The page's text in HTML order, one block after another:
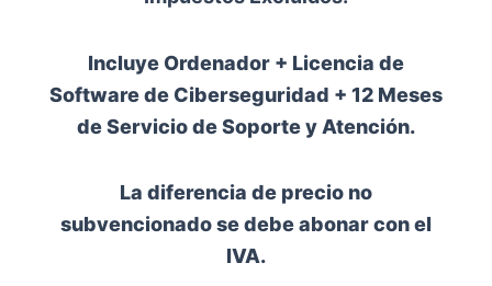
Incluye Ordenador + Licencia de
Software de Ciberseguridad + 12 Meses
de Servicio de Soporte y Atención.
La diferencia de precio no
subvencionado se debe abonar con el
IVA.